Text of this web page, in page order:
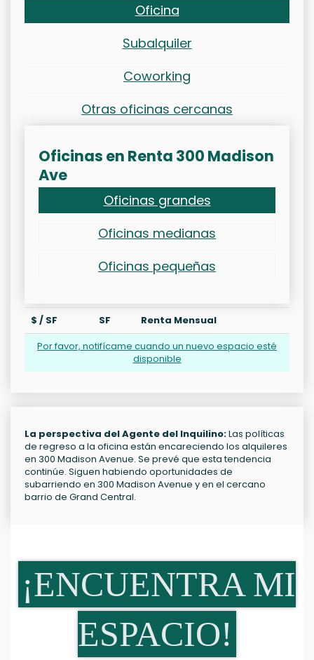
Oficina
Subalquiler
Coworking
Otras oficinas cercanas
Oficinas en Renta 300 Madison
Ave
Oficinas grandes
Oficinas medianas
Oficinas pequeñas
$ / SF SF
Renta Mensual
Por favor, notifícame cuando un nuevo espacio esté
disponible
La perspectiva del Agente del Inquilino:Las políticas
de regreso a la oficina están encareciendo los alquileres
en 300 Madison Avenue. Se prevé que esta tendencia
continúe. Siguen habiendo oportunidades de
subarriendo en 300 Madison Avenue y en el cercano
barrio de Grand Central.
¡ENCUENTRA MI
ESPACIO!